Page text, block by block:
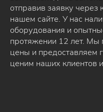
отправив заявку через
нашем сайте. У нас
оборудования и
протяжении 12 лет. Мы
цены и предоставляем
ценим наших клиентов